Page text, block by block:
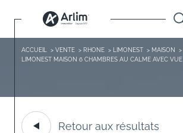
ACCUEIL VENTE RHONE LIMONEST MAISON
LIMONEST MAISON 6 CHAMBRES AU CALME AVEC VUE
Retour aux résultats